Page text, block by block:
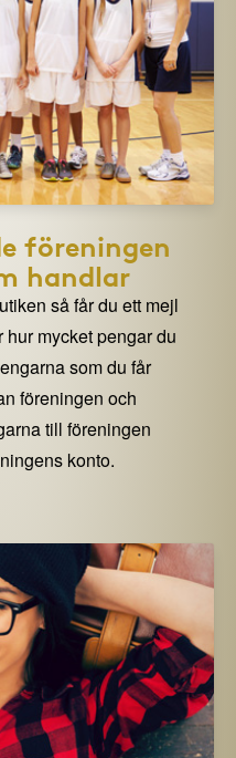
föreningen
handlar
så får du ett mejl
mycket pengar du
som du får
föreningen och
till föreningen
konto.